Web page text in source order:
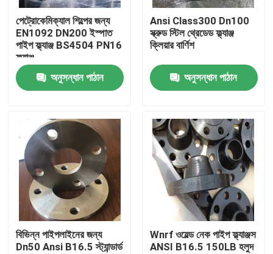
কারখানা ভ্রমণ
মান নিয়ন্ত্রণ
আমাদের সাথে যোগাযোগ করুন
উদ্ধৃতির জন্য আবেদন
ইস্পাত পাইপ ফ্ল্যাঞ্জ
DIN পাইপ ফ্ল্যাঞ্জ
ANSI পাইপ ফ্ল্যাঞ্জ
পেট্রোকেমিক্যাল শিল্পের জন্য
EN1092 DN200 ইস্পাত
পাইপ ফ্ল্যাঞ্জ BS4504 PN16
ফ্ল্যাঞ্জ
অনুসন্ধান পাঠান
Ansi Class300 Dn100
স্ক্রুড স্টিল থ্রেডেড ফ্ল্যাঞ্জ
ক্লিয়ার বার্ণিশ
অনুসন্ধান পাঠান
বিভিন্ন পাইপলাইনের জন্য
Dn50 Ansi B16.5 স্ট্যান্ডার্ড
Wnrf ওয়েল্ড নেক পাইপ ফ্ল্যাঞ্জস
ANSI B16.5 150LB হলুদ